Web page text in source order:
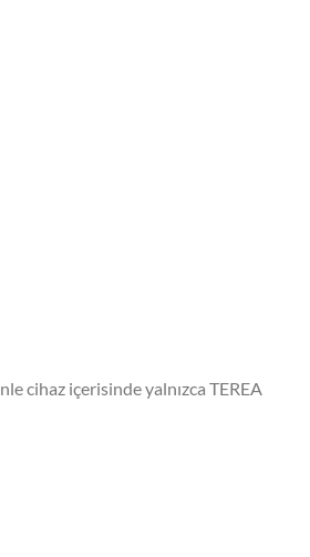
cihaz içerisinde yalnızca TEREA